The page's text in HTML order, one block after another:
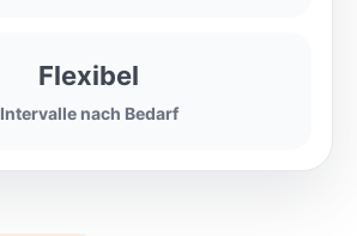
Flexibel
Intervalle nach Bedarf